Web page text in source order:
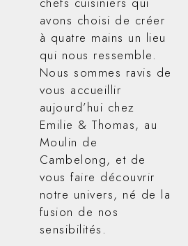
avons choisi de créer
à quatre mains un lieu
qui nous ressemble.
Nous sommes ravis de
vous accueillir
aujourd’hui chez
Emilie & Thomas, au
Moulin de
Cambelong, et de
vous faire découvrir
notre univers, né de la
fusion de nos
sensibilités.